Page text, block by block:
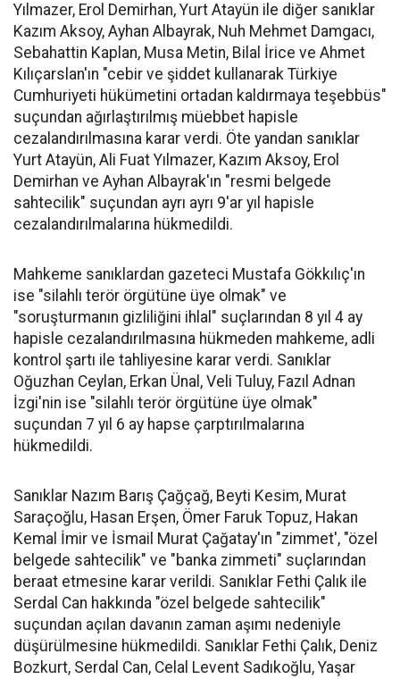
Yılmazer, Erol Demirhan, Yurt Atayün ile diğer sanıklar
Kazım Aksoy, Ayhan Albayrak, Nuh Mehmet Damgacı,
Sebahattin Kaplan, Musa Metin, Bilal İrice ve Ahmet
Kılıçarslan'ın "cebir ve şiddet kullanarak Türkiye
Cumhuriyeti hükümetini ortadan kaldırmaya teşebbüs"
suçundan ağırlaştırılmış müebbet hapisle
cezalandırılmasına karar verdi. Öte yandan sanıklar
Yurt Atayün, Ali Fuat Yılmazer, Kazım Aksoy, Erol
Demirhan ve Ayhan Albayrak'ın "resmi belgede
sahtecilik" suçundan ayrı ayrı 9'ar yıl hapisle
cezalandırılmalarına hükmedildi.
Mahkeme sanıklardan gazeteci Mustafa Gökkılıç'ın
ise "silahlı terör örgütüne üye olmak" ve
"soruşturmanın gizliliğini ihlal" suçlarından 8 yıl 4 ay
hapisle cezalandırılmasına hükmeden mahkeme, adli
kontrol şartı ile tahliyesine karar verdi. Sanıklar
Oğuzhan Ceylan, Erkan Ünal, Veli Tuluy, Fazıl Adnan
İzgi'nin ise "silahlı terör örgütüne üye olmak"
suçundan 7 yıl 6 ay hapse çarptırılmalarına
hükmedildi.
Sanıklar Nazım Barış Çağçağ, Beyti Kesim, Murat
Saraçoğlu, Hasan Erşen, Ömer Faruk Topuz, Hakan
Kemal İmir ve İsmail Murat Çağatay'ın "zimmet', "özel
belgede sahtecilik" ve "banka zimmeti" suçlarından
beraat etmesine karar verildi. Sanıklar Fethi Çalık ile
Serdal Can hakkında "özel belgede sahtecilik"
suçundan açılan davanın zaman aşımı nedeniyle
düşürülmesine hükmedildi. Sanıklar Fethi Çalık, Deniz
Bozkurt, Serdal Can, Celal Levent Sadıkoğlu, Yaşar